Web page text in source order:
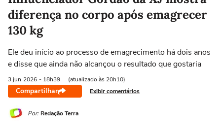
diferença no corpo após emagrecer
130 kg
Ele deu início ao processo de emagrecimento há dois anos
e disse que ainda não alcançou o resultado que gostaria
3 jun 2026 - 18h39 (atualizado às 20h10)
Compartilhar Exibir comentários
Por: Redação Terra